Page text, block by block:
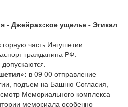
- Джейрахское ущелье - Эгикал
часть Ингушетии
гражданина РФ.
в 09-00 отправление
подъем на Башню Согласия,
Мемориального комплекса
мемориала особенно